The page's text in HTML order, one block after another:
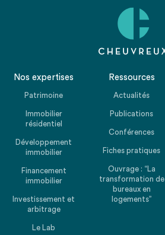
Nos expertises
Patrimoine
Immobilier
résidentiel
Développement
immobilier
Financement
immobilier
Investissement et
arbitrage
Le Lab
Ressources
Actualités
Publications
Conférences
Fiches pratiques
Ouvrage : “La
transformation de
bureaux en
logements”